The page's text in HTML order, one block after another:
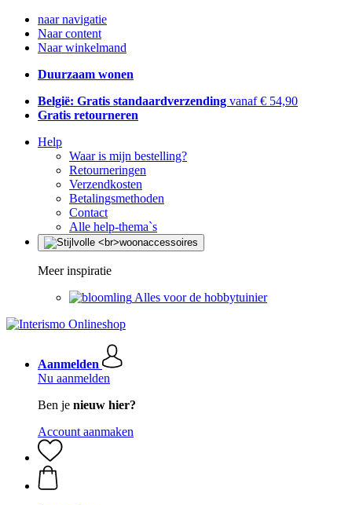
naar navigatie
Naar content
Naar winkelmand
Duurzaam wonen
België: Gratis standaardverzending vanaf € 54,90
Gratis retourneren
Help
Waar is mijn bestelling?
Retourneringen
Verzendkosten
Betalingsmethoden
Contact
Alle help-thema`s
Meer inspiratie
Alles voor de hobbytuinier
Aanmelden
Nu aanmelden
Ben je nieuw hier?
Account aanmaken